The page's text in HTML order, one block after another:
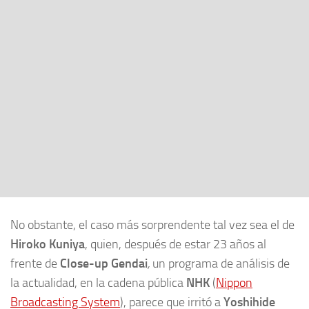
No obstante, el caso más sorprendente tal vez sea el de
Hiroko Kuniya, quien, después de estar 23 años al
frente de Close-up Gendai, un programa de análisis de
la actualidad, en la cadena pública NHK (Nippon
Broadcasting System), parece que irritó aYoshihide